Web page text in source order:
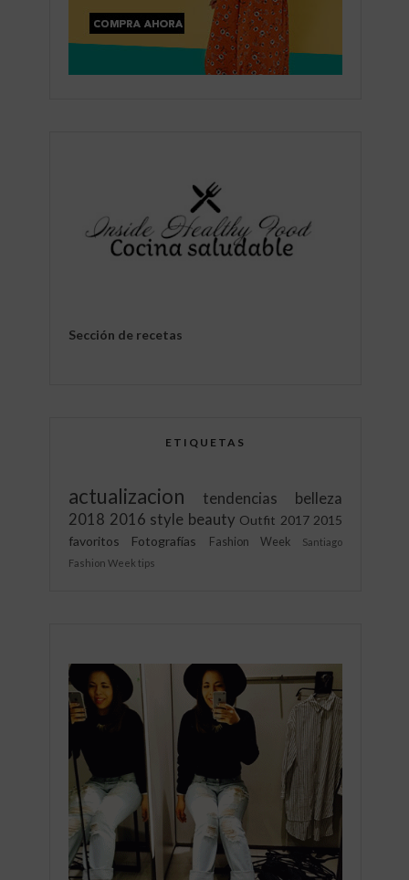
Sección de recetas
ETIQUETAS
actualizacion tendencias
belleza
2018 2016 style beauty Outfit 2017 2015
favoritos
Fotografías Fashion Week
Santiago
Fashion Week tips